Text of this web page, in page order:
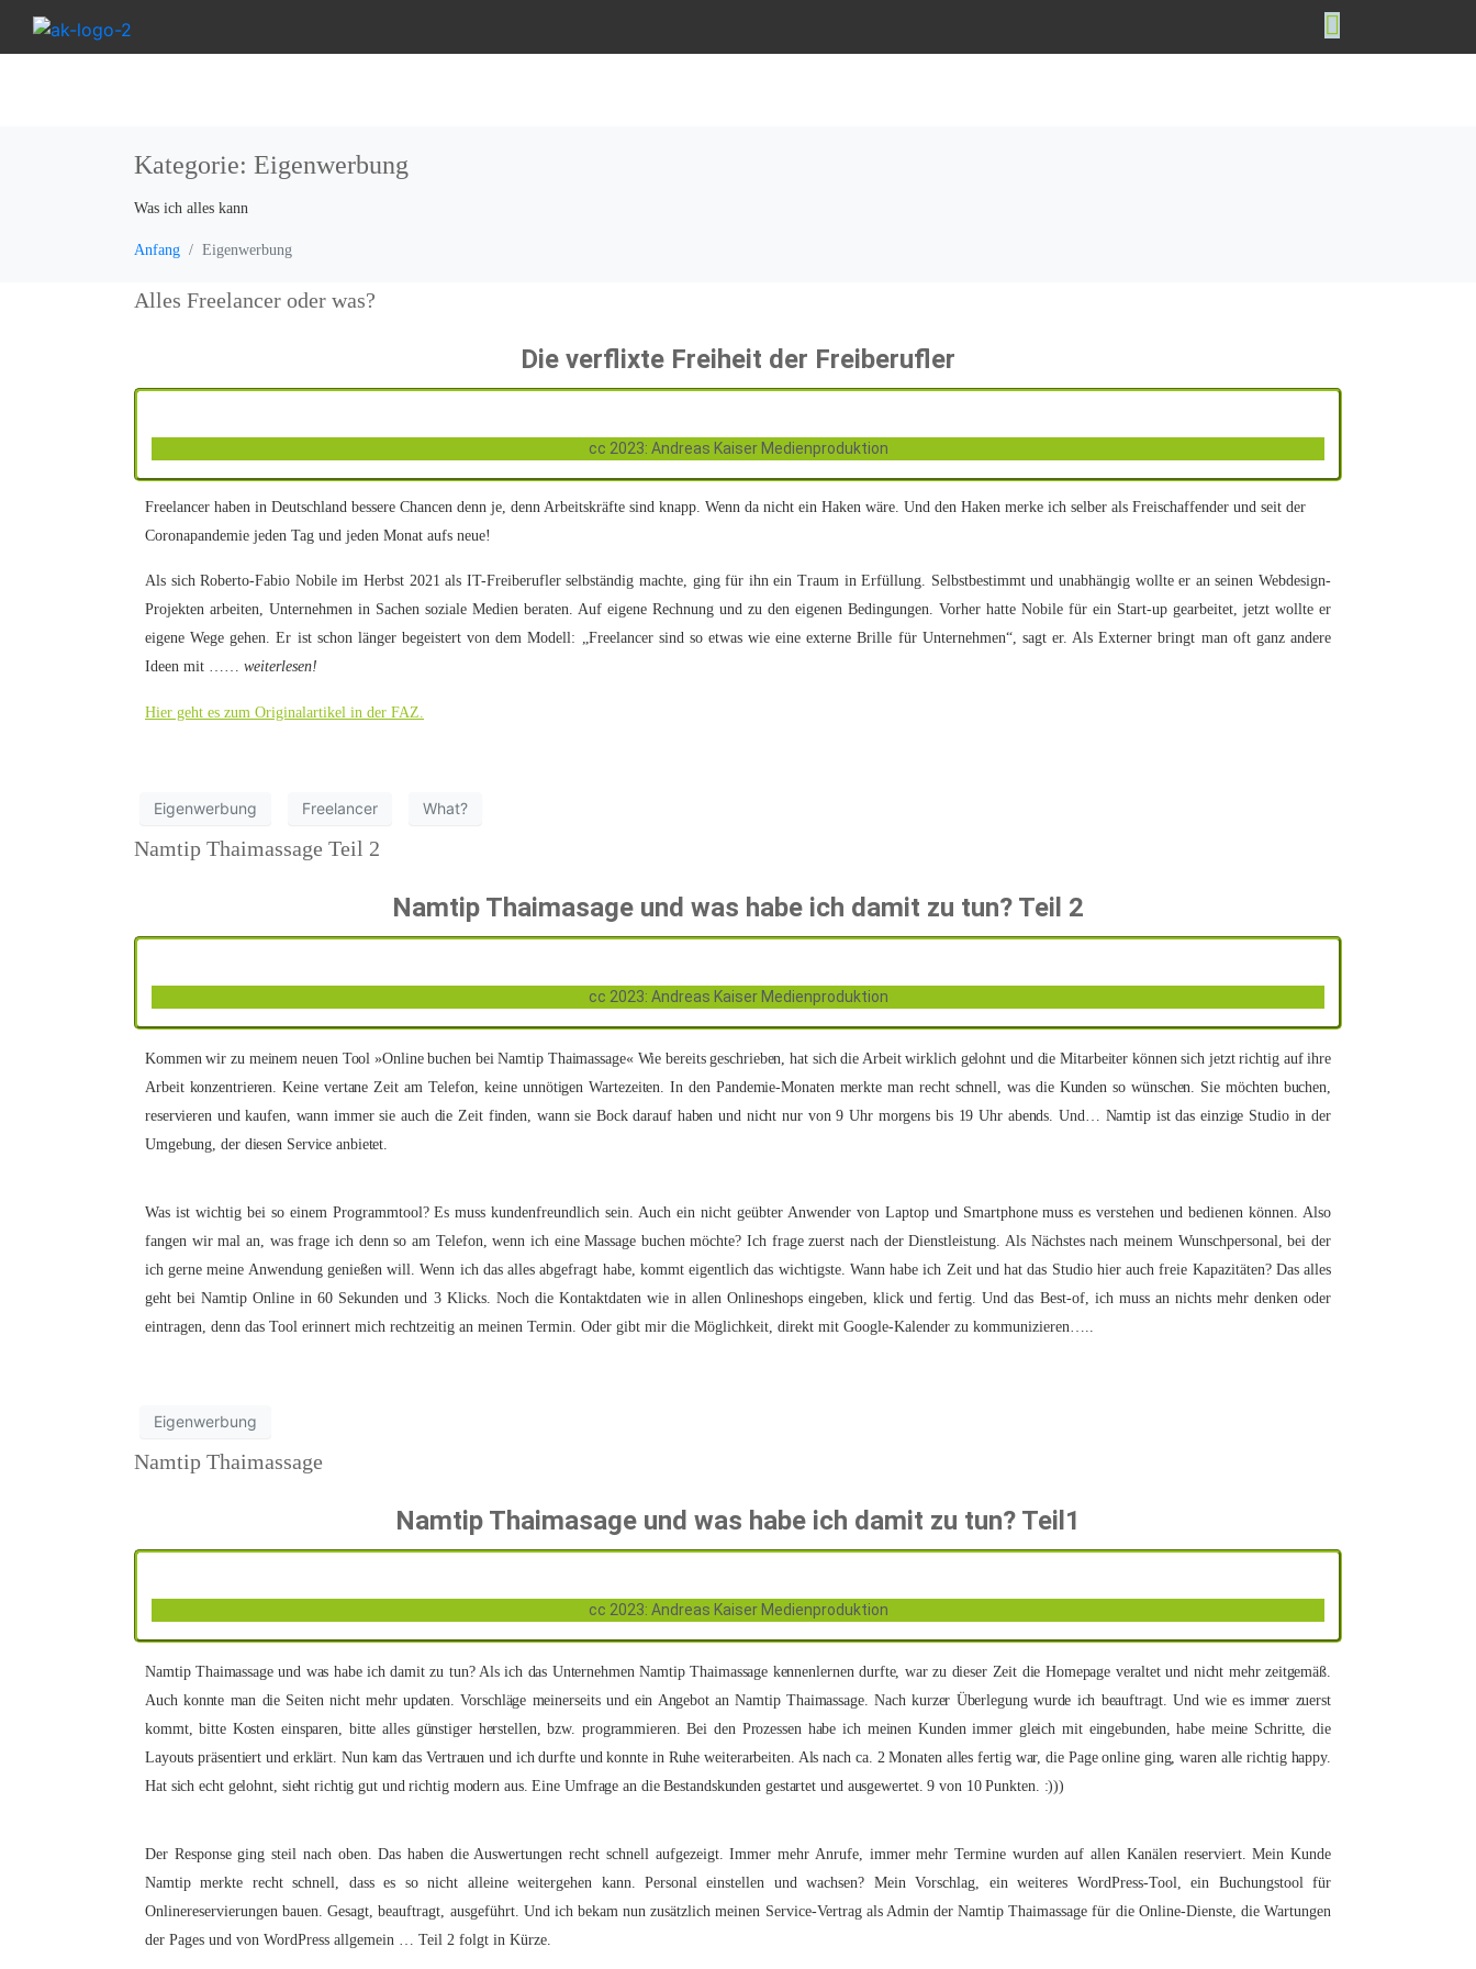
Kategorie: Eigenwerbung
Was ich alles kann
Anfang Eigenwerbung
Alles Freelancer oder was?
Die verflixte Freiheit der Freiberufler
cc 2023: Andreas Kaiser Medienproduktion
Freelancer haben in Deutschland bessere Chancen denn je, denn Arbeitskräfte sind knapp. Wenn da nicht ein Haken wäre. Und den Haken merke ich selber als Freischaffender und seit der
Coronapandemie jeden Tag und jeden Monat aufs neue!
Als sich Roberto-Fabio Nobile im Herbst 2021 als IT-Freiberufler selbständig machte, ging für ihn ein Traum in Erfüllung. Selbstbestimmt und unabhängig wollte er an seinen Webdesign-
Projekten arbeiten, Unternehmen in Sachen soziale Medien beraten. Auf eigene Rechnung und zu den eigenen Bedingungen. Vorher hatte Nobile für ein Start-up gearbeitet, jetzt wollte er
eigene Wege gehen. Er ist schon länger begeistert von dem Modell: „Freelancer sind so etwas wie eine externe Brille für Unternehmen“, sagt er. Als Externer bringt man oft ganz andere
Ideen mit …… weiterlesen!
Hier geht es zum Originalartikel in der FAZ.
Eigenwerbung Freelancer What?
Namtip Thaimassage Teil 2
Namtip Thaimasage und was habe ich damit zu tun? Teil 2
cc 2023: Andreas Kaiser Medienproduktion
Kommen wir zu meinem neuen Tool »Online buchen bei Namtip Thaimassage« Wie bereits geschrieben, hat sich die Arbeit wirklich gelohnt und die Mitarbeiter können sich jetzt richtig auf ihre
Arbeit konzentrieren. Keine vertane Zeit am Telefon, keine unnötigen Wartezeiten. In den Pandemie-Monaten merkte man recht schnell, was die Kunden so wünschen. Sie möchten buchen,
reservieren und kaufen, wann immer sie auch die Zeit finden, wann sie Bock darauf haben und nicht nur von 9 Uhr morgens bis 19 Uhr abends. Und… Namtip ist das einzige Studio in der
Umgebung, der diesen Service anbietet.
Was ist wichtig bei so einem Programmtool? Es muss kundenfreundlich sein. Auch ein nicht geübter Anwender von Laptop und Smartphone muss es verstehen und bedienen können. Also
fangen wir mal an, was frage ich denn so am Telefon, wenn ich eine Massage buchen möchte? Ich frage zuerst nach der Dienstleistung. Als Nächstes nach meinem Wunschpersonal, bei der
ich gerne meine Anwendung genießen will. Wenn ich das alles abgefragt habe, kommt eigentlich das wichtigste. Wann habe ich Zeit und hat das Studio hier auch freie Kapazitäten? Das alles
geht bei Namtip Online in 60 Sekunden und 3 Klicks. Noch die Kontaktdaten wie in allen Onlineshops eingeben, klick und fertig. Und das Best-of, ich muss an nichts mehr denken oder
eintragen, denn das Tool erinnert mich rechtzeitig an meinen Termin. Oder gibt mir die Möglichkeit, direkt mit Google-Kalender zu kommunizieren…..
Eigenwerbung
Namtip Thaimassage
Namtip Thaimasage und was habe ich damit zu tun? Teil1
cc 2023: Andreas Kaiser Medienproduktion
Namtip Thaimassage und was habe ich damit zu tun? Als ich das Unternehmen Namtip Thaimassage kennenlernen durfte, war zu dieser Zeit die Homepage veraltet und nicht mehr zeitgemäß.
Auch konnte man die Seiten nicht mehr updaten. Vorschläge meinerseits und ein Angebot an Namtip Thaimassage. Nach kurzer Überlegung wurde ich beauftragt. Und wie es immer zuerst
kommt, bitte Kosten einsparen, bitte alles günstiger herstellen, bzw. programmieren. Bei den Prozessen habe ich meinen Kunden immer gleich mit eingebunden, habe meine Schritte, die
Layouts präsentiert und erklärt. Nun kam das Vertrauen und ich durfte und konnte in Ruhe weiterarbeiten. Als nach ca. 2 Monaten alles fertig war, die Page online ging, waren alle richtig happy.
Hat sich echt gelohnt, sieht richtig gut und richtig modern aus. Eine Umfrage an die Bestandskunden gestartet und ausgewertet. 9 von 10 Punkten. :)))
Der Response ging steil nach oben. Das haben die Auswertungen recht schnell aufgezeigt. Immer mehr Anrufe, immer mehr Termine wurden auf allen Kanälen reserviert. Mein Kunde
Namtip merkte recht schnell, dass es so nicht alleine weitergehen kann. Personal einstellen und wachsen? Mein Vorschlag, ein weiteres WordPress-Tool, ein Buchungstool für
Onlinereservierungen bauen. Gesagt, beauftragt, ausgeführt. Und ich bekam nun zusätzlich meinen Service-Vertrag als Admin der Namtip Thaimassage für die Online-Dienste, die Wartungen
der Pages und von WordPress allgemein … Teil 2 folgt in Kürze.